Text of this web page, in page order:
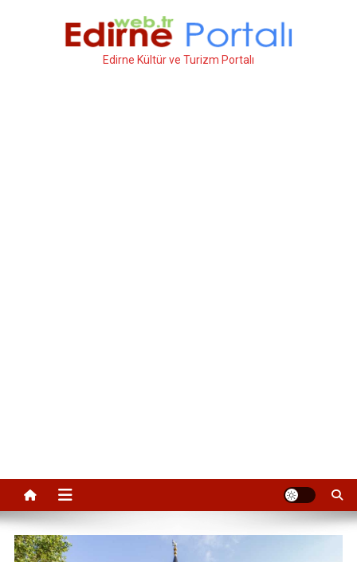
Edirne Kültür ve Turizm Portalı